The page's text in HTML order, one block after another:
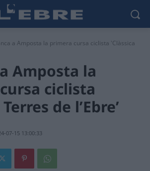
a Amposta la primera cursa ciclista 'Clàssica
Amposta la
ciclista
de l’Ebre’
07-15 13:00:33